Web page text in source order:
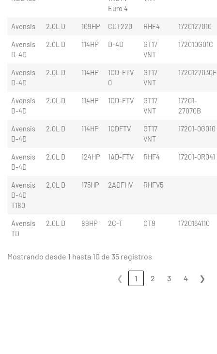
Euro 4
Avensis 2.0L D 109HP CDT220 RHF4 1720127010
Avensis
D-4D
2.0L D 114HP D-4D
GT17
VNT
172010G01C
Avensis
D-4D
2.0L D 114HP
1CD-FTV
0
GT17
VNT
1720127030F
Avensis
D-4D
2.0L D 114HP 1CD-FTV
GT17
VNT
17201-
27070B
Avensis
D-4D
2.0L D 114HP 1CDFTV
GT17
VNT
17201-0G010
Avensis
D-4D
2.0L D 124HP 1AD-FTV RHF4 17201-0R041
Avensis
D-4D
T180
2.0L D 175HP 2ADFHV RHFV5
Avensis
TD
2.0L D 89HP 2C-T CT9 1720164110
Mostrando desde 1 hasta 10 de 35 registros
❮ 1 2 3 4 ❯